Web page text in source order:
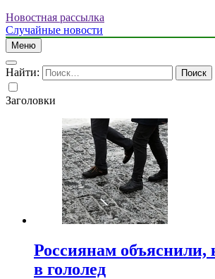
Новостная рассылка
Случайные новости
Меню
Найти:
Заголовки
Россиянам
в гололед